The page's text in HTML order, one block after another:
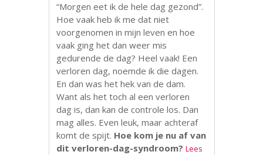
“Morgen eet ik de hele dag gezond”.
Hoe vaak heb ik me dat niet
voorgenomen in mijn leven en hoe
vaak ging het dan weer mis
gedurende de dag? Heel vaak! Een
verloren dag, noemde ik die dagen.
En dan was het hek van de dam.
Want als het toch al een verloren
dag is, dan kan de controle los. Dan
mag alles. Even leuk, maar achteraf
komt de spijt. Hoe kom je nu af van
dit verloren-dag-syndroom? Lees